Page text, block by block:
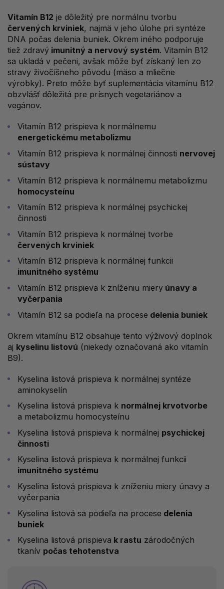
Vitamín B12 je dôležitý pre normálnu tvorbu
červených krviniek, najmä v jeho úlohe pri syntéze
DNA počas delenia buniek. Okrem iného podporuje
tiež zdravý imunitný a nervový systém. Vitamín B12
sa ukladá v pečeni, avšak môže byť získaný len zo
stravy živočíšneho pôvodu (mäso a mliečne
výrobky). Preto môže byť suplementácia vitamínu B12
obzvlášť dôležitá pre prísnych vegetariánov a
vegánov.
Vitamín B12 prispieva k normálnemu
energetickému metabolizmu
Vitamín B12 prispieva k normálnej činnosti nervovej
sústavy
Vitamín B12 prispieva k normálnemu metabolizmu
homocysteínu
Vitamín B12 prispieva k normálnej psychickej
činnosti
Vitamín B12 prispieva k normálnej tvorbe
červených krviniek
Vitamín B12 prispieva k normálnej funkcii
imunitného systému
Vitamín B12 prispieva k zníženiu miery únavy a
vyčerpania
Vitamín B12 sa podieľa na procese delenia buniek
Okrem vitamínu B12 obsahuje tento výživový doplnok
aj kyselinu listovú (niekedy označovaná ako vitamín
B9).
Kyselina listová prispieva k normálnej syntéze
aminokyselín
Kyselina listová prispieva k normálnej krvotvorbe
a metabolizmu homocysteínu
Kyselina listová prispieva k normálnej psychickej
činnosti
Kyselina listová prispieva k normálnej funkcii
imunitného systému
Kyselina listová prispieva k zníženiu miery únavy a
vyčerpania
Kyselina listová sa podieľa na procese delenia
buniek
Kyselina listová prispieva k rastu zárodočných
tkanív počas tehotenstva